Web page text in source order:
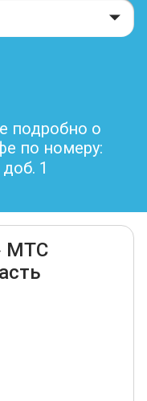
подробно о
по номеру:
доб. 1
МТС